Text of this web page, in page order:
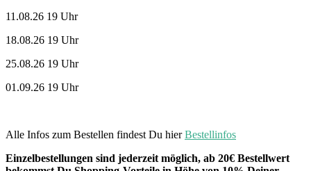
11.08.26 19 Uhr
18.08.26 19 Uhr
25.08.26 19 Uhr
01.09.26 19 Uhr
Alle Infos zum Bestellen findest Du hierBestellinfos
Einzelbestellungen sind jederzeit möglich, ab 20€ Bestellwert